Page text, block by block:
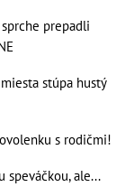
prepadli
stúpa hustý
s rodičmi!
speváčkou, ale...